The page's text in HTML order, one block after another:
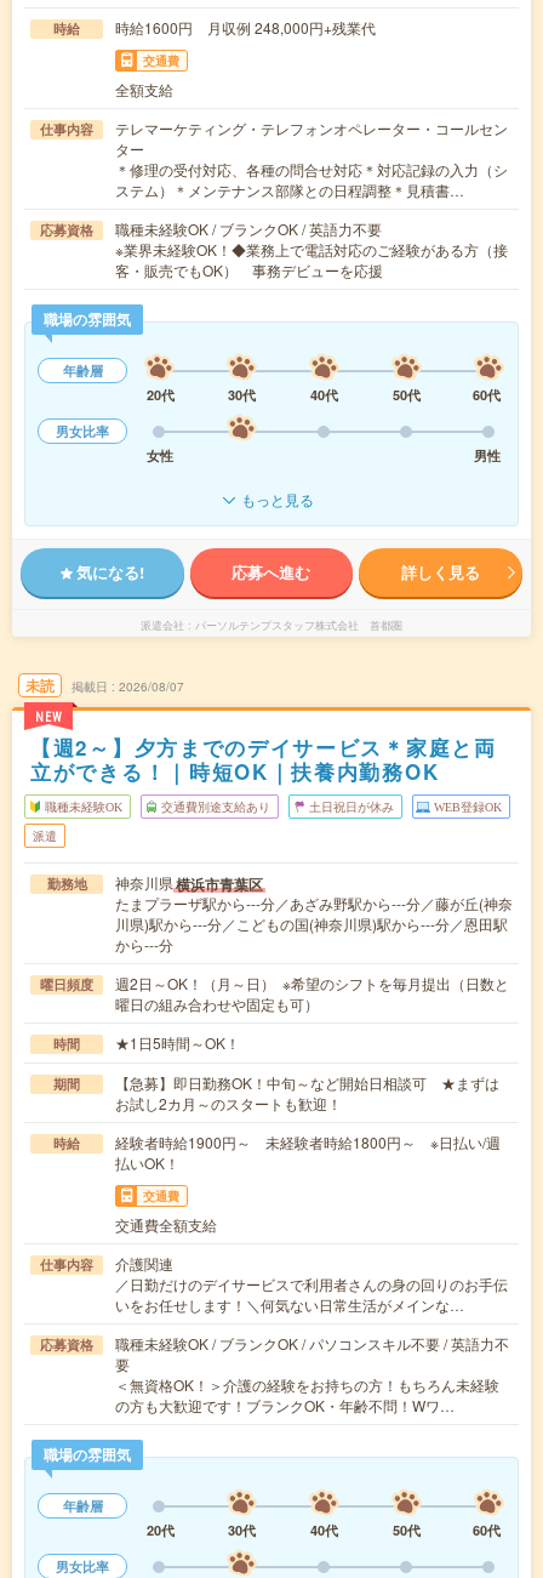
時給 時給1600円 月収例 248,000円+残業代
交通費
全額支給
仕事内容
テレマーケティング・テレフォンオペレーター・コールセン
ター
＊修理の受付対応、各種の問合せ対応＊対応記録の入力（シ
ステム）＊メンテナンス部隊との日程調整＊見積書…
応募資格
職種未経験OK / ブランクOK / 英語力不要
※業界未経験OK！◆業務上で電話対応のご経験がある方（接
客・販売でもOK） 事務デビューを応援
職場の雰囲気
年齢層
20代
30代 40代 50代
60代
男女比率
女性
男性
もっと見る
気になる! 応募へ進む 詳しく見る
派遣会社 パーソルテンプスタッフ株式会社 首都圏
未読
NEW
掲載日 2026/08/07
【週2～】夕方までのデイサービス＊家庭と両
立ができる！｜時短OK｜扶養内勤務OK
職種未経験OK 交通費別途支給あり 土日祝日が休み WEB登録OK
派遣
勤務地 神奈川県横浜市青葉区
たまプラーザ駅から---分／あざみ野駅から---分／藤が丘(神奈
川県)駅から---分／こどもの国(神奈川県)駅から---分／恩田駅
から---分
曜日頻度
週2日～OK！（月～日） ※希望のシフトを毎月提出（日数と
曜日の組み合わせや固定も可）
時間 ★1日5時間～OK！
期間
【急募】即日勤務OK！中旬～など開始日相談可 ★まずは
お試し2カ月～のスタートも歓迎！
時給
経験者時給1900円～ 未経験者時給1800円～ ※日払い/週
払いOK！
交通費
交通費全額支給
仕事内容
介護関連
／日勤だけのデイサービスで利用者さんの身の回りのお手伝
いをお任せします！＼何気ない日常生活がメインな…
応募資格
職種未経験OK / ブランクOK / パソコンスキル不要 / 英語力不
要
＜無資格OK！＞介護の経験をお持ちの方！もちろん未経験
の方も大歓迎です！ブランクOK・年齢不問！Wワ…
職場の雰囲気
年齢層
20代
30代 40代 50代
60代
男女比率